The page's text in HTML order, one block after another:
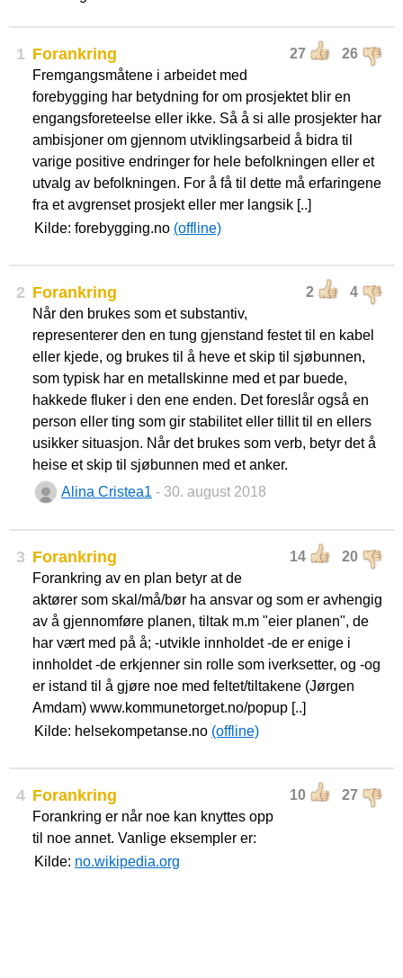
1 27 26
Forankring
Fremgangsmåtene i arbeidet med
forebygging har betydning for om prosjektet blir en
engangsforeteelse eller ikke. Så å si alle prosjekter har
ambisjoner om gjennom utviklingsarbeid å bidra til
varige positive endringer for hele befolkningen eller et
utvalg av befolkningen. For å få til dette må erfaringene
fra et avgrenset prosjekt eller mer langsik [..]
Kilde: forebygging.no (offline)
2 2 4
Forankring
Når den brukes som et substantiv,
representerer den en tung gjenstand festet til en kabel
eller kjede, og brukes til å heve et skip til sjøbunnen,
som typisk har en metallskinne med et par buede,
hakkede fluker i den ene enden. Det foreslår også en
person eller ting som gir stabilitet eller tillit til en ellers
usikker situasjon. Når det brukes som verb, betyr det å
heise et skip til sjøbunnen med et anker.
Alina Cristea1 - 30. august 2018
3 14 20
Forankring
Forankring av en plan betyr at de
aktører som skal/må/bør ha ansvar og som er avhengig
av å gjennomføre planen, tiltak m.m "eier planen", de
har vært med på å; -utvikle innholdet -de er enige i
innholdet -de erkjenner sin rolle som iverksetter, og -og
er istand til å gjøre noe med feltet/tiltakene (Jørgen
Amdam) www.kommunetorget.no/popup [..]
Kilde: helsekompetanse.no (offline)
4 10 27
Forankring
Forankring er når noe kan knyttes opp
til noe annet. Vanlige eksempler er:
Kilde: no.wikipedia.org